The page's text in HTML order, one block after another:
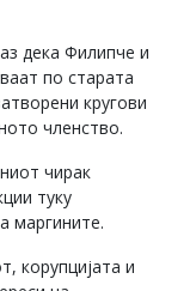
дека Филипче и
по старата
кругови
членство.
чирак
туку
маргините.
корупцијата и